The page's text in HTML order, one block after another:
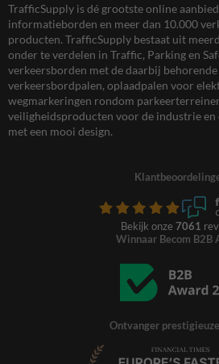
TrafficSupply is dé grootste online
informatieborden en meer dan 10.000
producten. TrafficSupply bestaat uit
onder te verdelen in Traffic, Parking en
verkeersborden met de daarbij behorende
verkeersbordpalen, oplaadpalen voor
wegmarkeringen rondom
veiligheidsproducten voor de industrie
met een mooi design.
Bekijk onze 7061
Winnaar Becom B2B
Ontvanger